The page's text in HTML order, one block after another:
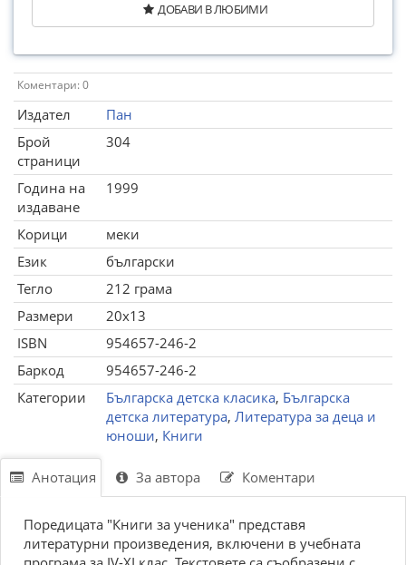
ДОБАВИ В ЛЮБИМИ
Коментари: 0
Издател
Пан
Брой
страници
304
Година на
издаване
1999
Корици
меки
Език
български
Тегло
212 грама
Размери
20x13
ISBN
954657-246-2
Баркод
954657-246-2
Категории
Българска детска класика, Българска
детска литература, Литература за деца и
юноши, Книги
Анотация За автора Коментари
Поредицата "Книги за ученика" представя
литературни произведения, включени в учебната